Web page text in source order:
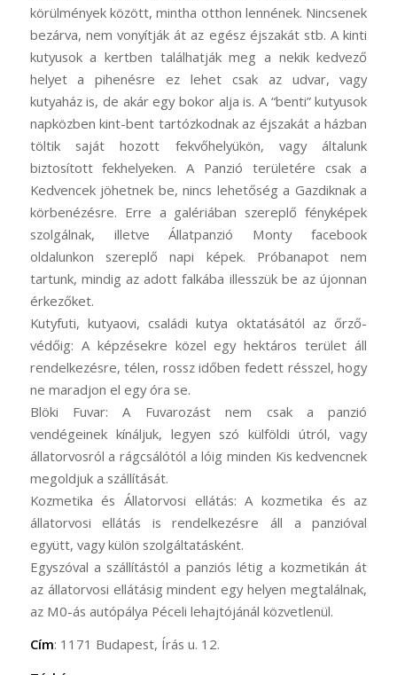
körülmények között, mintha otthon lennének. Nincsenek
bezárva, nem vonyítják át az egész éjszakát stb. A kinti
kutyusok a kertben találhatják meg a nekik kedvező
helyet a pihenésre ez lehet csak az udvar, vagy
kutyaház is, de akár egy bokor alja is. A “benti” kutyusok
napközben kint-bent tartózkodnak az éjszakát a házban
töltik saját hozott fekvőhelyükön, vagy általunk
biztosított fekhelyeken. A Panzió területére csak a
Kedvencek jöhetnek be, nincs lehetőség a Gazdiknak a
körbenézésre. Erre a galériában szereplő fényképek
szolgálnak, illetve Állatpanzió Monty facebook
oldalunkon szereplő napi képek. Próbanapot nem
tartunk, mindig az adott falkába illesszük be az újonnan
érkezőket.
Kutyfuti, kutyaovi, családi kutya oktatásától az őrző-
védőig: A képzésekre közel egy hektáros terület áll
rendelkezésre, télen, rossz időben fedett résszel, hogy
ne maradjon el egy óra se.
Blöki Fuvar: A Fuvarozást nem csak a panzió
vendégeinek kínáljuk, legyen szó külföldi útról, vagy
állatorvosról a rágcsálótól a lóig minden Kis kedvencnek
megoldjuk a szállítását.
Kozmetika és Állatorvosi ellátás: A kozmetika és az
állatorvosi ellátás is rendelkezésre áll a panzióval
együtt, vagy külön szolgáltatásként.
Egyszóval a szállítástól a panziós létig a kozmetikán át
az állatorvosi ellátásig mindent egy helyen megtalálnak,
az M0-ás autópálya Péceli lehajtójánál közvetlenül.
Cím: 1171 Budapest, Írás u. 12.